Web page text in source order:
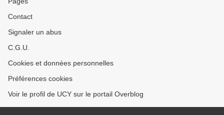
Contact
Signaler un abus
C.G.U.
Cookies et données personnelles
Préférences cookies
Voir le profil de UCY sur le portail Overblog